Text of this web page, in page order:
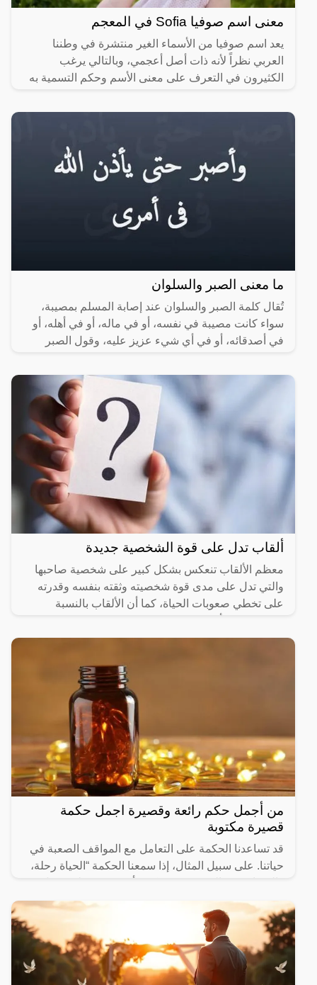
معنى اسم صوفيا Sofia في المعجم
يعد اسم صوفيا من الأسماء الغير منتشرة في وطننا
العربي نظراً لأنه ذات أصل أعجمي، وبالتالي يرغب
الكثيرون في التعرف على معنى الأسم وحكم التسمية به
ما معنى الصبر والسلوان
تُقال كلمة الصبر والسلوان عند إصابة المسلم بمصيبة،
سواء كانت مصيبة في نفسه، أو في ماله، أو في أهله، أو
في أصدقائه، أو في أي شيء عزيز عليه، وقول الصبر
ألقاب تدل على قوة الشخصية جديدة
معظم الألقاب تنعكس بشكل كبير على شخصية صاحبها
والتي تدل على مدى قوة شخصيته وثقته بنفسه وقدرته
على تخطي صعوبات الحياة، كما أن الألقاب بالنسبة
من أجمل حكم رائعة وقصيرة اجمل حكمة
قصيرة مكتوبة
قد تساعدنا الحكمة على التعامل مع المواقف الصعبة في
حياتنا. على سبيل المثال، إذا سمعنا الحكمة “الحياة رحلة،